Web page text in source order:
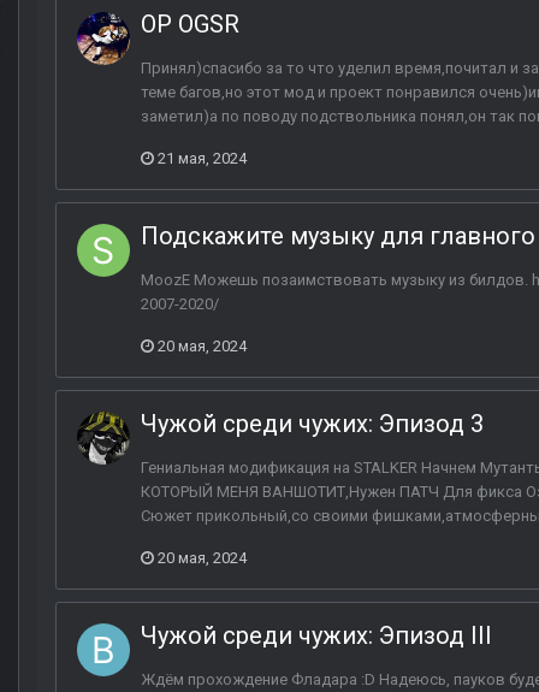
ОP OGSR
Принял)спасибо за то что уделил время,почитал и
теме багов,но этот мод и проект понравился
заметил)а по поводу подствольника понял,он так
21 мая, 2024
Подскажите музыку для
MoozE Можешь позаимствовать музыку из билдов.
2007-2020/
20 мая, 2024
Чужой среди чужих: Эпизод 3
Гениальная модификация на STALKER Начнем
КОТОРЫЙ МЕНЯ ВАНШОТИТ,Нужен ПАТЧ Для фикса
Сюжет прикольный,со своими
20 мая, 2024
Чужой среди чужих: Эпизод III
Ждём прохождение Фладара :D Надеюсь, пауков